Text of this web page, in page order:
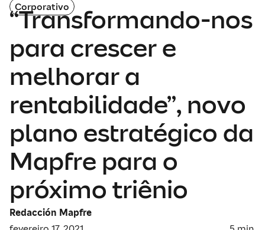
Corporativo
“Transformando-nos
para crescer e
melhorar a
rentabilidade”, novo
plano estratégico da
Mapfre para o
próximo triênio
Redacción Mapfre